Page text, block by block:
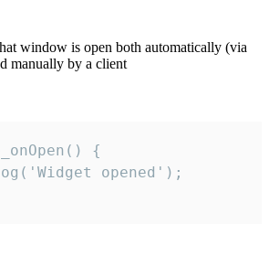
window is open both automatically (via
manually by a client
{
opened');